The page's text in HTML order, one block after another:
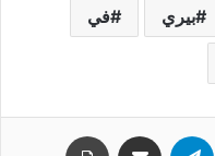
بيري في
واتساب تيلقرام مشاركة عبر البريد